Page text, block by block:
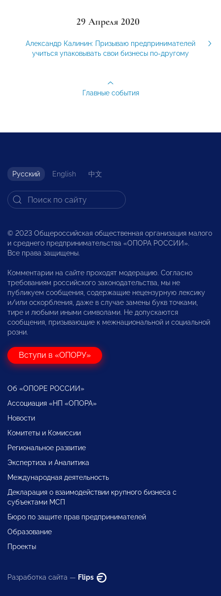
29 Апреля 2020
Александр Калинин: Призываю предпринимателей
учиться упаковывать свои бизнесы по-другому
Главные события
Русский English 中文
© 2023 Общероссийская общественная организация малого
и среднего предпринимательства «ОПОРА РОССИИ».
Все права защищены.
Комментарии на сайте проходят модерацию. Согласно
требованиям российского законодательства, мы не
публикуем сообщения, содержащие нецензурную лексику
и/или оскорбления, даже в случае замены букв точками,
тире и любыми иными символами. Не допускаются
сообщения, призывающие к межнациональной и социальной
розни.
Вступи в «ОПОРУ»
Об «ОПОРЕ РОССИИ»
Ассоциация «НП «ОПОРА»
Новости
Комитеты и Комиссии
Региональное развитие
Экспертиза и Аналитика
Международная деятельность
Декларация о взаимодействии крупного бизнеса с
субъектами МСП
Бюро по защите прав предпринимателей
Образование
Проекты
Разработка сайта — Flips